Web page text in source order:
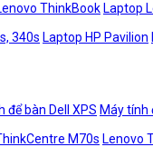
ThinkBook Laptop
340s Laptop HP Pavilion
để bàn Dell XPS Máy tính
M70s Lenovo